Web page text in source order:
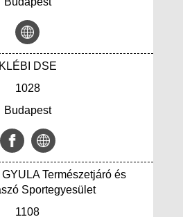
KLÉBI DSE
1028
Budapest
Természetjáró és
Sportegyesület
1108